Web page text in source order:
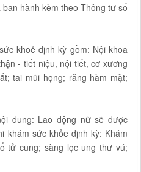
hành kèm theo Thông tư số
khoẻ định kỳ gồm: Nội khoa
- tiết niệu, nội tiết, cơ xương
tai mũi họng; răng hàm mặt;
dung: Lao động nữ sẽ được
khám sức khỏe định kỳ: Khám
tử cung; sàng lọc ung thư vú;